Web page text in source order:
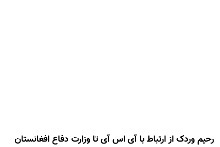
رحيم وردک از ارتباط با آی اس آی تا وزارت دفاع افغانستان